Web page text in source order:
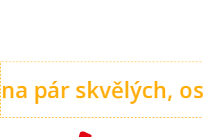
osvěžujících piv.